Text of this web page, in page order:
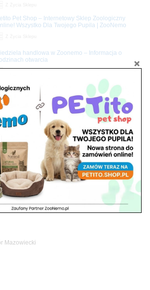
Pet Shop – Internetowy Sklep Zoologiczny
Wszystko Dla Twojego Pupila | ZooNemo
handlowa w Zoonemo – Informacja o
otwarcia
19.00
Mazowiecki